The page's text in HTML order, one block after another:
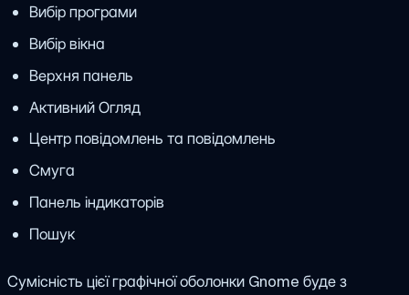
Вибір програми
Вибір вікна
Верхня панель
Активний Огляд
Центр повідомлень та повідомлень
Смуга
Панель індикаторів
Пошук
Сумісність цієї графічної оболонки Gnome буде з